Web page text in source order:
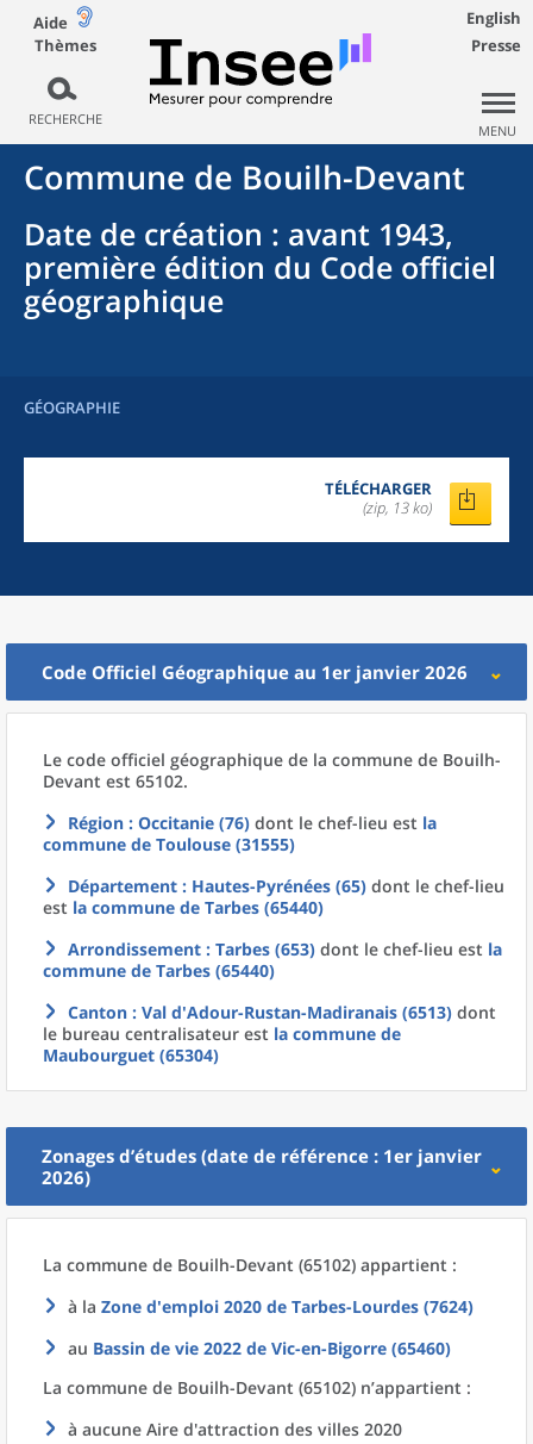
Aide
Thèmes
RECHERCHE
English
Presse
MENU
Commune de Bouilh-Devant
Date de création : avant 1943,
première édition du Code officiel
géographique
GÉOGRAPHIE
TÉLÉCHARGER
(zip, 13 ko)
Code Officiel Géographique au 1er janvier 2026
Le code officiel géographique de la commune de Bouilh-
Devant est 65102.
Région : Occitanie (76) dont le chef-lieu est la
commune de Toulouse (31555)
Département : Hautes-Pyrénées (65) dont le chef-lieu
est la commune de Tarbes (65440)
Arrondissement : Tarbes (653) dont le chef-lieu est la
commune de Tarbes (65440)
Canton : Val d'Adour-Rustan-Madiranais (6513) dont
le bureau centralisateur est la commune de
Maubourguet (65304)
Zonages d’études (date de référence : 1er janvier
2026)
La commune de Bouilh-Devant (65102) appartient :
à la Zone d'emploi 2020 de Tarbes-Lourdes (7624)
au Bassin de vie 2022 de Vic-en-Bigorre (65460)
La commune de Bouilh-Devant (65102) n’appartient :
à aucune Aire d'attraction des villes 2020